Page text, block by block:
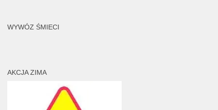
WYWÓZ ŚMIECI
AKCJA ZIMA